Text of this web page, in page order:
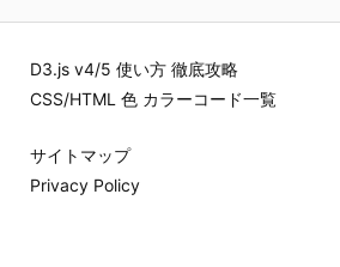
D3.js v4/5 使い方 徹底攻略
CSS/HTML 色 カラーコード一覧
サイトマップ
Privacy Policy